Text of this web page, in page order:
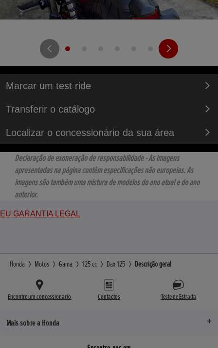
Marcar um test ride
Transferir o catálogo
Localizar o concessionário da sua área
Declaração de exoneração de responsabilidade - As imagens
apresentadas na página contêm especificações não europeias. As
imagens são também uma mistura de modelos do ano atual e do ano
anterior.
EU GARANTIA LEGAL
Honda Motos Gama 125 cc Dax 125 Descrição geral
Encontre um concessionário Contactos Teste de Estrada
Mais sobre a Honda